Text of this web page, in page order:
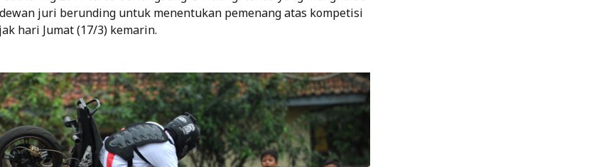
juri berunding untuk menentukan pemenang atas kompetisi
hari Jumat (17/3) kemarin.